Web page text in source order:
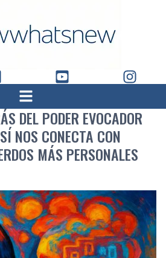
DEL PODER EVOCADOR
NOS CONECTA CON
MÁS PERSONALES